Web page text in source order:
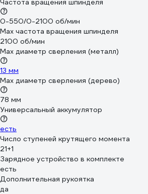
Частота вращения шпинделя
0-550/0-2100 об/мин
Max частота вращения шпинделя
2100 об/мин
Max диаметр сверления (металл)
13 мм
Мах диаметр сверления (дерево)
78 мм
Универсальный аккумулятор
есть
Число ступеней крутящего момента
21+1
Зарядное устройство в комплекте
есть
Дополнительная рукоятка
да